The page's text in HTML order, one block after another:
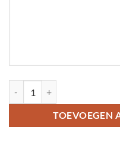
TOEVOEGEN